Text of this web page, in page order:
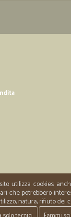
utilizza cookies
che potrebbero
natura, rifiuto dei